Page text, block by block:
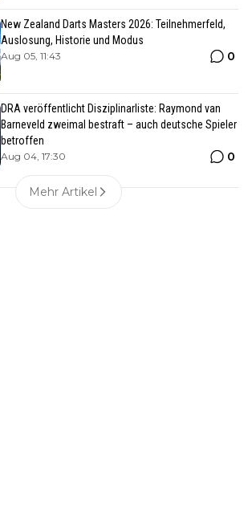
New Zealand Darts Masters 2026: Teilnehmerfeld,
Auslosung, Historie und Modus
Aug 05, 11:43 0
DRA veröffentlicht Disziplinarliste: Raymond van
Barneveld zweimal bestraft – auch deutsche Spieler
betroffen
Aug 04, 17:30 0
Mehr Artikel